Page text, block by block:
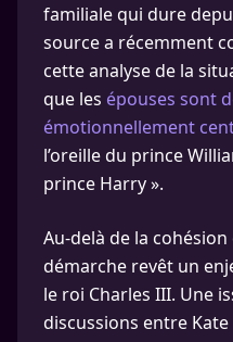
familiale qui dure
source a récemment
cette analyse de la
que les épouses sont
émotionnellement
l’oreille du prince
prince Harry ».
Au-delà de la
démarche revêt un
le roi Charles III. Une
discussions entre